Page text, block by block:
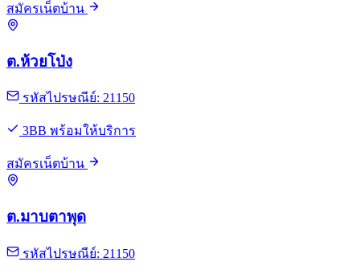
สมัครเน็ตบ้าน
ต.ห้วยโป่ง
รหัสไปรษณีย์: 21150
3BB พร้อมให้บริการ
สมัครเน็ตบ้าน
ต.มาบตาพุด
รหัสไปรษณีย์: 21150